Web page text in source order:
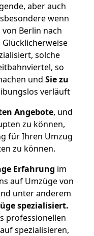
aber auch
wenn
Berlin nach
solche
so
und Sie zu
verläuft
Angebote, und
zu können,
für Ihren Umzug
zu können.
Erfahrung im
auf Umzüge von
unter anderem
spezialisiert.
professionellen
spezialisieren,